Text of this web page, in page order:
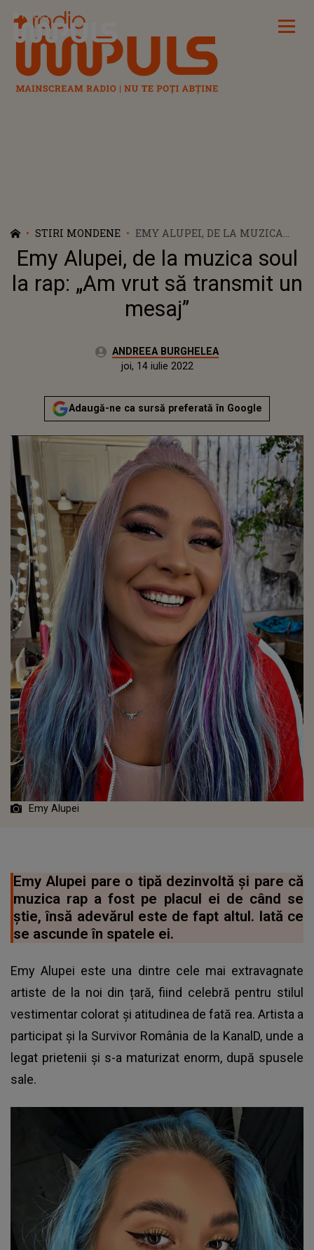
Radio Impuls
STIRI MONDENE
EMY ALUPEI, DE LA MUZICA
SOUL LA RAP: „AM VRUT SĂ
TRANSMIT UN MESAJ”
Emy Alupei, de la muzica soul
la rap: „Am vrut să transmit un
mesaj”
Autor:ANDREEA BURGHELEA
marți, 13 octombrie 2020Actualizat:
joi, 14 iulie 2022
Adaugă-ne ca sursă preferată în Google
Emy Alupei
Emy Alupei pare o tipă dezinvoltă și pare că
muzica rap a fost pe placul ei de când se
știe, însă adevărul este de fapt altul. Iată ce
se ascunde în spatele ei.
Emy Alupei este una dintre cele mai extravagnate
artiste de la noi din țară, fiind celebră pentru stilul
vestimentar colorat și atitudinea de fată rea. Artista a
participat și la Survivor România de la KanalD, unde a
legat prietenii și s-a maturizat enorm, după spusele
sale.